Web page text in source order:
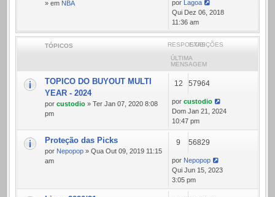
» em NBA por
Lagoa
Qui Dez 06, 2018
11:36 am
TÓPICOS RESPOSTASEXIBIÇÕES
ÚLTIMA
MENSAGEM
TOPICO DO BUYOUT MULTI
YEAR - 2024
por custodio » Ter Jan 07, 2020 8:08
pm
12 57964
por custodio
Dom Jan 21, 2024
10:47 pm
Proteção das Picks
por Nepopop » Qua Out 09, 2019 11:15
am
9 56829
por Nepopop
Qui Jun 15, 2023
3:05 pm